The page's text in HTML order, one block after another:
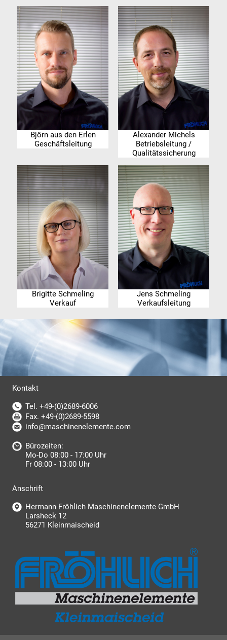
Björn aus den Erlen
Geschäftsleitung
Alexander Michels
Betriebsleitung /
Qualitätssicherung
Brigitte Schmeling
Verkauf
Jens Schmeling
Verkaufsleitung
Kontakt
Tel. +49-(0)2689-6006
Fax. +49-(0)2689-5598
info@maschinenelemente.com
Bürozeiten:
Mo-Do 08:00 - 17:00 Uhr
Fr 08:00 - 13:00 Uhr
Anschrift
Hermann Fröhlich Maschinenelemente GmbH
Larsheck 12
56271 Kleinmaischeid